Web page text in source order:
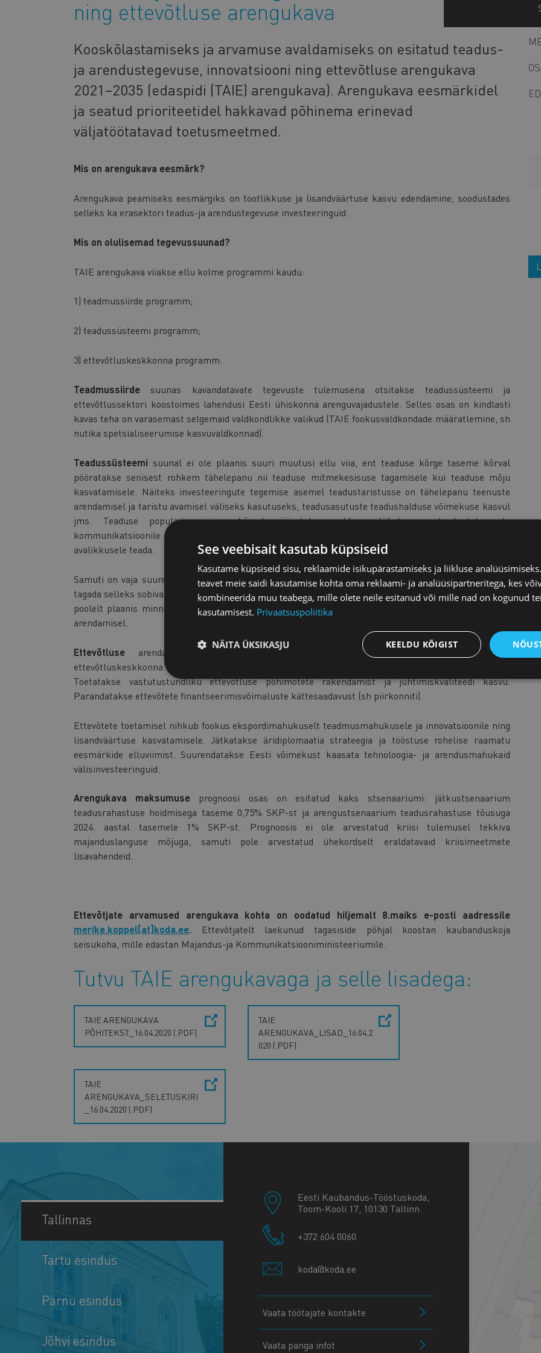
ning ettevõtluse arengukava
Kooskõlastamiseks ja arvamuse avaldamiseks on esitatud teadus-
ja arendustegevuse, innovatsiooni ning ettevõtluse arengukava
2021–2035 (edaspidi (TAIE) arengukava). Arengukava eesmärkidel
ja seatud prioriteetidel hakkavad põhinema erinevad
väljatöötatavad toetusmeetmed.
Mis on arengukava eesmärk?
Arengukava peamiseks eesmärgiks on tootlikkuse ja lisandväärtuse kasvu edendamine, soodustades
selleks ka erasektori teadus-ja arendustegevuse investeeringuid.
Mis on olulisemad tegevussuunad?
TAIE arengukava viiakse ellu kolme programmi kaudu:
1) teadmussiirde programm;
2) teadussüsteemi programm;
3) ettevõtluskeskkonna programm.
Teadmussiirde suunas kavandatavate tegevuste tulemusena otsitakse teadussüsteemi ja
ettevõtlussektori koostoimes lahendusi Eesti ühiskonna arenguvajadustele. Selles osas on kindlasti
kavas teha on varasemast selgemaid valdkondlikke valikud (TAIE fookusvaldkondade määratlemine, sh
nutika spetsialiseerumise kasvuvaldkonnad).
Teadussüsteemi suunal ei ole plaanis suuri muutusi ellu viia, ent teaduse kõrge taseme kõrval
pööratakse senisest rohkem tähelepanu nii teaduse mitmekesisuse tagamisele kui teaduse mõju
kasvatamisele. Näiteks investeeringute tegemise asemel teadustaristusse on tähelepanu teenuste
arendamisel ja taristu avamisel väliseks kasutuseks, teadusasutuste teadushalduse võimekuse kasvul
jms. Teaduse populariseerimise kõrval pööratakse rohkem tähelepanu teadustulemuste
kommunikatsioonile ja kättesaadavusele, et värskemad teadustulemused oleksid laiemale
avalikkusele teada.
Samuti on vaja suurendada kogu ühiskonnas nõudlust doktorikraadi eeldatavate töökohtade järele ja
tagada selleks sobivad töötajad, ennekõike väljaspool akadeemilist sektorit. Selleks on teadussüsteemi
poolelt plaanis minna edasi doktoriõppe rahastamise reformiga ja toetada ülikoole doktoriõppe sisu
arendamisel.
Ettevõtluse arendamisel peab Eesti ettevõtjatele looma parema ja nüüdisaegsema
ettevõtluskeskkonna. Soositakse uute ärimudelite ja reaalajamajanduse arendamist ning rakendamist.
Toetatakse vastutustundliku ettevõtluse põhimõtete rakendamist ja juhtimiskvaliteedi kasvu.
Parandatakse ettevõtete finantseerimisvõimaluste kättesaadavust (sh piirkonniti).
Ettevõtete toetamisel nihkub fookus ekspordimahukuselt teadmusmahukusele ja innovatsioonile ning
lisandväärtuse kasvatamisele. Jätkatakse äridiplomaatia strateegia ja tööstuse rohelise raamatu
eesmärkide elluviimist. Suurendatakse Eesti võimekust kaasata tehnoloogia- ja arendusmahukaid
välisinvesteeringuid.
Arengukava maksumuse prognoosi osas on esitatud kaks stsenaariumi: jätkustsenaarium
teadusrahastuse hoidmisega taseme 0,75% SKP-st ja arengustsenaarium teadusrahastuse tõusuga
2024. aastal tasemele 1% SKP-st. Prognoosis ei ole arvestatud kriisi tulemusel tekkiva
majanduslanguse mõjuga, samuti pole arvestatud ühekordselt eraldatavaid kriisimeetmete
lisavahendeid.
Ettevõtjate arvamused arengukava kohta on oodatud hiljemalt 8.maiks e-posti aadressile
merike.koppel[at]koda.ee.
Ettevõtjatelt laekunud tagasiside põhjal koostan kaubanduskoja
seisukoha, mille edastan Majandus-ja Kommunikatsiooniministeeriumile.
Tutvu TAIE arengukavaga ja selle lisadega:
TAIE ARENGUKAVA
PÕHITEKST_16.04.2020 (.PDF)
TAIE
ARENGUKAVA_LISAD_16.04.2
020 (.PDF)
TAIE
ARENGUKAVA_SELETUSKIRI
_16.04.2020 (.PDF)
Tallinnas
Tartu esindus
Pärnu esindus
Jõhvi esindus
Eesti Kaubandus-Tööstuskoda,
Toom-Kooli 17, 10130 Tallinn
+372 604 0060
koda@koda.ee
Vaata töötajate kontakte
Vaata panga infot
See veebisait kasutab küpsiseid
Kasutame küpsiseid sisu, reklaamide isikupärastamiseks ja liikluse
teavet meie saidi kasutamise kohta oma reklaami- ja analüüsipartneritega, kes
kombineerida muu teabega, mille olete neile esitanud või mille nad on kogunud
kasutamisest. Privaatsuspoliitika
KEELDU KÕIGIST
NÄITA ÜKSIKASJU